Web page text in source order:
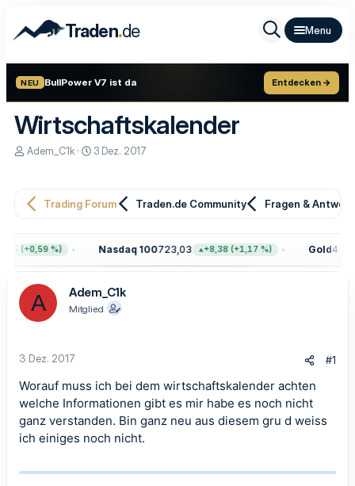
Traden.de
NEU BullPower V7 ist da Entdecken →
Wirtschaftskalender
E
e
r
Adem_C1k
E
e
m
3 Dez. 2017
Trading Forum Traden.de Community Fragen &
(+0,59 %) Nasdaq 100723,03 +8,38 (+1,17 %) Gold
A Adem_C1k
Mitglied
3 Dez. 2017 #1
Worauf muss ich bei dem wirtschaftskalender achten
welche Informationen gibt es mir habe es noch nicht
ganz verstanden. Bin ganz neu aus diesem gru d weiss
ich einiges noch nicht.